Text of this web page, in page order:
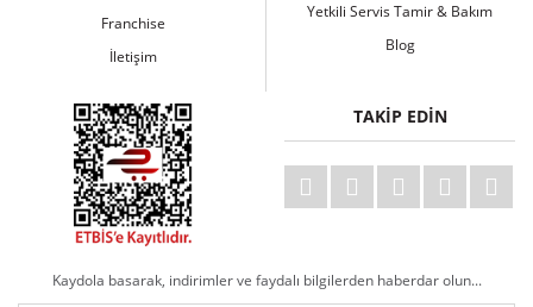
Franchise
İletişim
Yetkili Servis Tamir & Bakım
Blog
TAKİP EDİN
Kaydola basarak, indirimler ve faydalı bilgilerden haberdar olun...